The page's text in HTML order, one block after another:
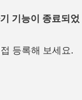
기능이 종료되었
등록해 보세요.